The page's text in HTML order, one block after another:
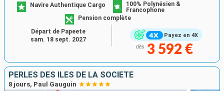
Payez en 4X
Navire Authentique Cargo
100% Polynésien &
Francophone
Pension complète
dès 3 592 €
Départ de Papeete
sam. 18 sept. 2027
PERLES DES ÎLES DE LA SOCIÉTÉ
8 jours, Paul Gauguin